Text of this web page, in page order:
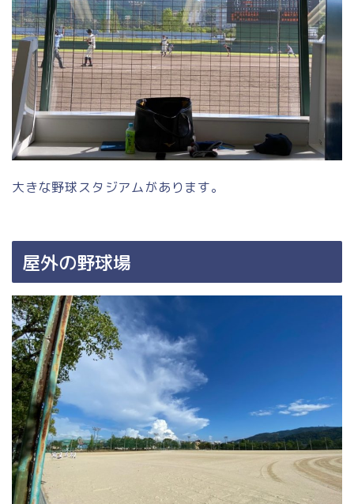
大きな野球スタジアムがあります。
屋外の野球場